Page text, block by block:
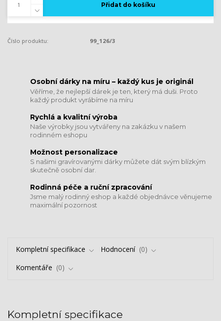
Přidat do košíku
Číslo produktu: 99_126/3
​​​​​​​Osobní dárky na míru – každý kus je originál
Věříme, že nejlepší dárek je ten, který má duši. Proto
každý produkt vyrábíme na míru
Rychlá a kvalitní výroba
Naše výrobky jsou vytvářeny na zakázku v našem
rodinném eshopu
Možnost personalizace
S našimi gravírovanými dárky můžete dát svým blízkým
skutečně osobní dar.
​​​​​​​Rodinná péče a ruční zpracování
Jsme malý rodinný eshop a každé objednávce věnujeme
maximální pozornost
Kompletní specifikace Hodnocení
0
Komentáře
0
Kompletní specifikace